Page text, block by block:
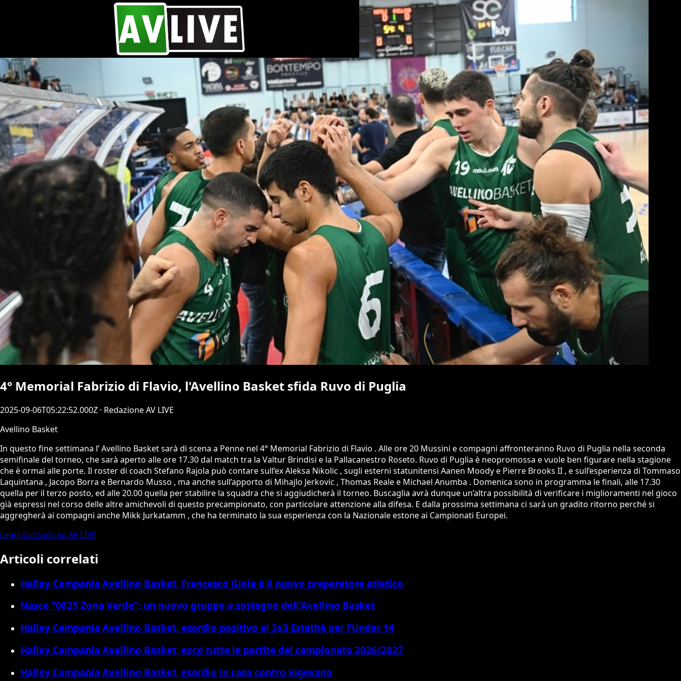
4° Memorial Fabrizio di Flavio, l'Avellino Basket sfida Ruvo di Puglia
2025-09-06T05:22:52.000Z · Redazione AV LIVE
Avellino Basket
In questo fine settimana l’ Avellino Basket sarà di scena a Penne nel 4° Memorial Fabrizio di Flavio . Alle ore 20 Mussini e compagni affronteranno Ruvo di Puglia nella seconda
semifinale del torneo, che sarà aperto alle ore 17.30 dal match tra la Valtur Brindisi e la Pallacanestro Roseto. Ruvo di Puglia è neopromossa e vuole ben figurare nella stagione
che è ormai alle porte. Il roster di coach Stefano Rajola può contare sull’ex Aleksa Nikolic , sugli esterni statunitensi Aanen Moody e Pierre Brooks II , e sull’esperienza di Tommaso
Laquintana , Jacopo Borra e Bernardo Musso , ma anche sull’apporto di Mihajlo Jerkovic , Thomas Reale e Michael Anumba . Domenica sono in programma le finali, alle 17.30
quella per il terzo posto, ed alle 20.00 quella per stabilire la squadra che si aggiudicherà il torneo. Buscaglia avrà dunque un’altra possibilità di verificare i miglioramenti nel gioco
già espressi nel corso delle altre amichevoli di questo precampionato, con particolare attenzione alla difesa. E dalla prossima settimana ci sarà un gradito ritorno perché si
aggregherà ai compagni anche Mikk Jurkatamm , che ha terminato la sua esperienza con la Nazionale estone ai Campionati Europei.
Leggi l’articolo su AV LIVE
Articoli correlati
Halley Campania Avellino Basket, Francesco Gioia è il nuovo preparatore atletico
Nasce "0825 Zona Verde": un nuovo gruppo a sostegno dell'Avellino Basket
Halley Campania Avellino Basket, esordio positivo al 3x3 Estathè per l’Under 14
Halley Campania Avellino Basket, ecco tutte le partite del campionato 2026/2027
Halley Campania Avellino Basket, esordio in casa contro Vigevano